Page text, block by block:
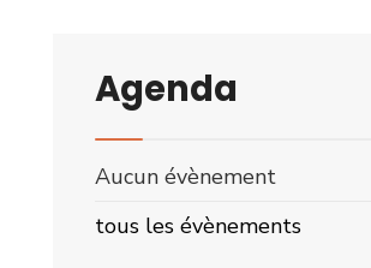
Agenda
Aucun évènement
tous les évènements